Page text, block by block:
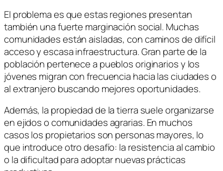
El problema es que estas regiones presentan
también una fuerte marginación social. Muchas
comunidades están aisladas, con caminos de difícil
acceso y escasa infraestructura. Gran parte de la
población pertenece a pueblos originarios y los
jóvenes migran con frecuencia hacia las ciudades o
al extranjero buscando mejores oportunidades.
Además, la propiedad de la tierra suele organizarse
en ejidos o comunidades agrarias. En muchos
casos los propietarios son personas mayores, lo
que introduce otro desafío: la resistencia al cambio
o la dificultad para adoptar nuevas prácticas